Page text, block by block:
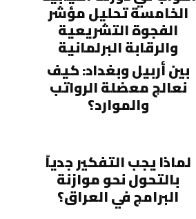
الخامسة تحليل مؤشر
الفجوة التشريعية
والرقابة البرلمانية
بين أربيل وبغداد: كيف
نعالج معضلة الرواتب
والموارد؟
لماذا يجب التفكير جدياً
بالتحول نحو موازنة
البرامج في العراق؟